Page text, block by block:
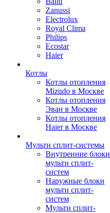
Zanussi
Electrolux
Royal Clima
Philips
Ecostar
Haier
Котлы
Котлы отопления
Mizudo в Москве
Котлы отопления
Эван в Москве
Котлы отопления
Haier в Москве
Мульти сплит-системы
Внутренние блоки
мульти сплит-
систем
Наружные блоки
мульти сплит-
систем
Мульти сплит-